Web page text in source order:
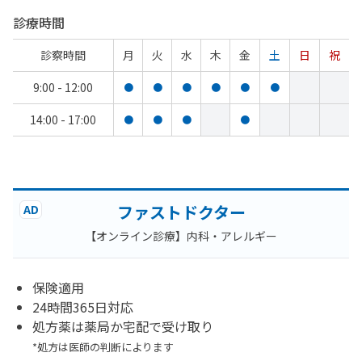
診療時間
診察時間 月 火 水 木 金 土 日
祝
9:00 - 12:00
● ● ● ● ● ●
14:00 - 17:00 ● ● ● ●
AD ファストドクター
【オンライン診療】内科・アレルギー
保険適用
24時間365日対応
処方薬は薬局か宅配で受け取り
*処方は医師の判断によります